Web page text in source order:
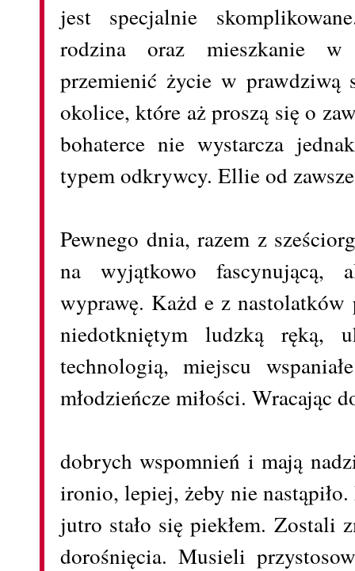
jest specjalnie
rodzina oraz mieszkanie
przemienić życie w prawdziwą
okolice, które aż proszą się o
bohaterce nie wystarcza
typem odkrywcy. Ellie od
Pewnego dnia, razem z
na wyjątkowo fascynującą,
wyprawę. Każd e z
niedotkniętym ludzką ręką,
technologią, miejscu
młodzieńcze miłości. Wracając
dobrych wspomnień i mają
ironio, lepiej, żeby nie
jutro stało się piekłem. Zostali
dorośnięcia. Musieli